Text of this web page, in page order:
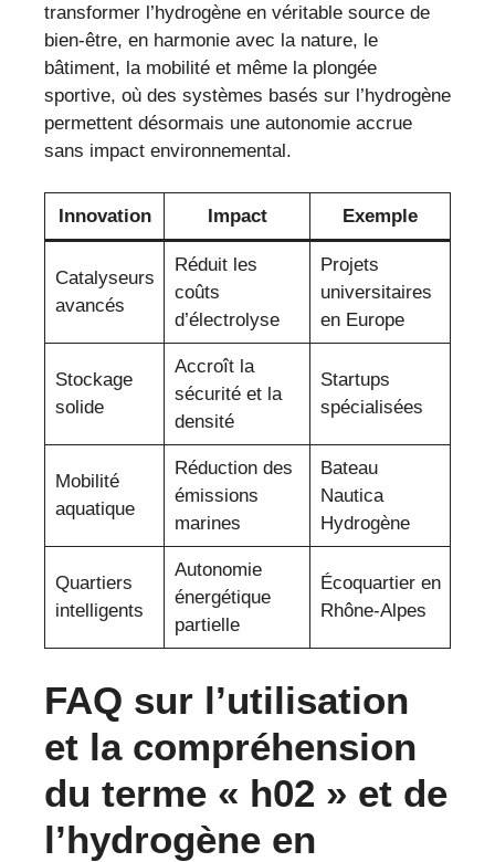
transformer l’hydrogène en véritable source de
bien-être, en harmonie avec la nature, le
bâtiment, la mobilité et même la plongée
sportive, où des systèmes basés sur l’hydrogène
permettent désormais une autonomie accrue
sans impact environnemental.
Innovation Impact Exemple
Catalyseurs
avancés
Réduit les
coûts
d’électrolyse
Projets
universitaires
en Europe
Stockage
solide
Accroît la
sécurité et la
densité
Startups
spécialisées
Mobilité
aquatique
Réduction des
émissions
marines
Bateau
Nautica
Hydrogène
Quartiers
intelligents
Autonomie
énergétique
partielle
Écoquartier en
Rhône-Alpes
FAQ sur l’utilisation
et la compréhension
du terme « h02 » et de
l’hydrogène en